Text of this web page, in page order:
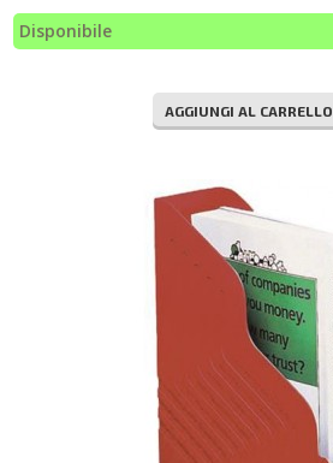
Disponibile
AGGIUNGI AL CARRELLO